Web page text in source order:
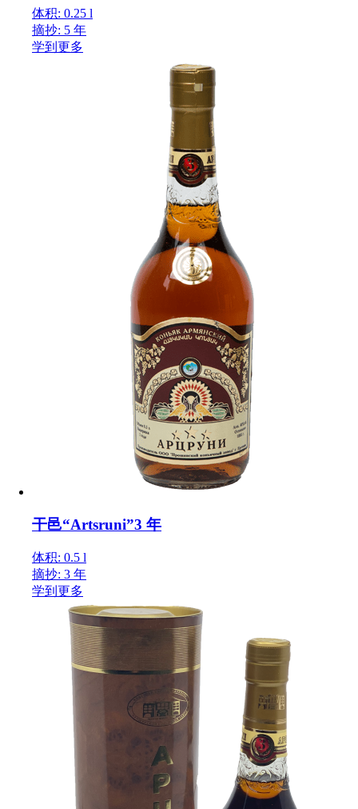
体积: 0.25 l
摘抄: 5 年
学到更多
干邑“Artsruni”3 年
体积: 0.5 l
摘抄: 3 年
学到更多